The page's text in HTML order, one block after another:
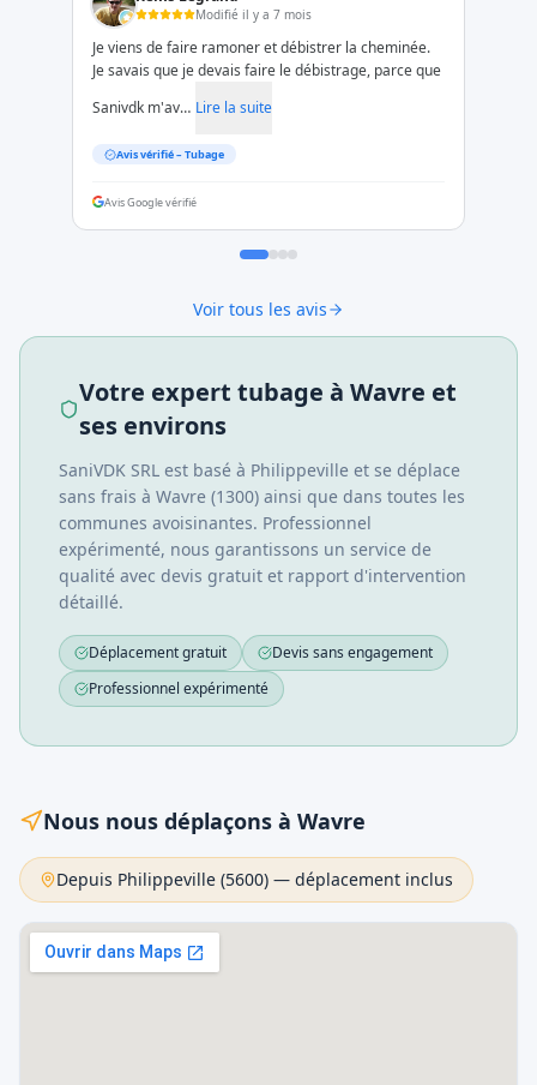
Modifié il y a 7 mois
Je viens de faire ramoner et débistrer la cheminée.
Je savais que je devais faire le débistrage, parce que
Sanivdk m'av… Lire la suite
Avis vérifié –Tubage
Avis Google vérifié
Voir tous les avis
Votre expert tubage à Wavre et
ses environs
SaniVDK SRL est basé à Philippeville et se déplace
sans frais à Wavre (1300) ainsi que dans toutes les
communes avoisinantes. Professionnel
expérimenté, nous garantissons un service de
qualité avec devis gratuit et rapport d'intervention
détaillé.
Déplacement gratuit
Devis sans engagement
Professionnel expérimenté
Nous nous déplaçons à Wavre
Depuis Philippeville (5600) — déplacement inclus